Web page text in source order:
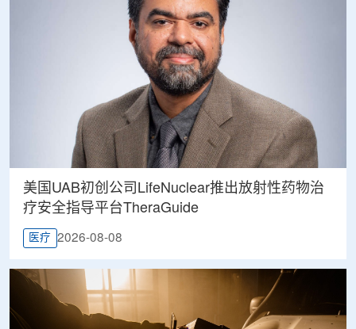
美国UAB初创公司LifeNuclear推出放射性药物治
疗安全指导平台TheraGuide
医疗 2026-08-08